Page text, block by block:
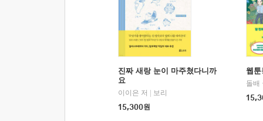
진짜 새랑 눈이 마주쳤다니까
요
이이은 저
보리
15,300원
웹
돌배